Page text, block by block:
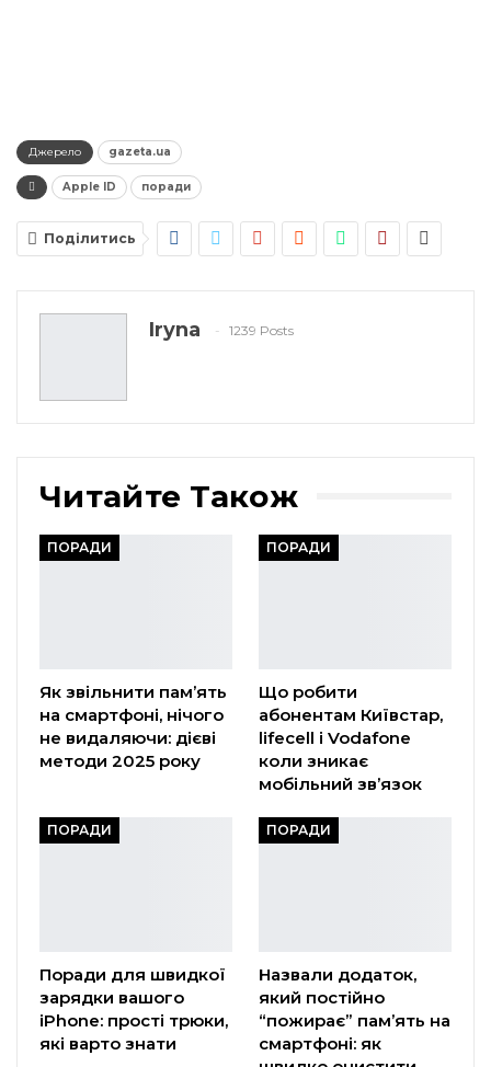
Джерело gazeta.ua
Apple ID поради
Поділитись
Iryna 1239 Posts
Читайте Також
ПОРАДИ
Як звільнити пам’ять
на смартфоні, нічого
не видаляючи: дієві
методи 2025 року
ПОРАДИ
Що робити
абонентам Київстар,
lifecell і Vodafone
коли зникає
мобільний зв’язок
ПОРАДИ
Поради для швидкої
зарядки вашого
iPhone: прості трюки,
які варто знати
ПОРАДИ
Назвали додаток,
який постійно
“пожирає” пам’ять на
смартфоні: як